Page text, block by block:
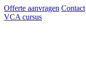
Offerte aanvragen Contact
VCA cursus